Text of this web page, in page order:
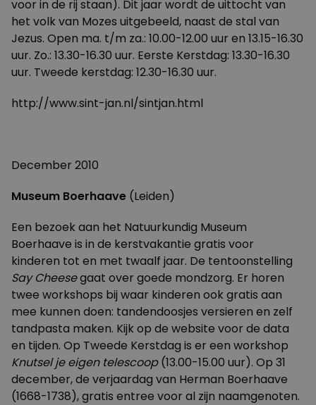
voor in de rij staan). Dit jaar wordt de uittocht van
het volk van Mozes uitgebeeld, naast de stal van
Jezus. Open ma. t/m za.: 10.00-12.00 uur en 13.15-16.30
uur. Zo.: 13.30-16.30 uur. Eerste Kerstdag: 13.30-16.30
uur. Tweede kerstdag: 12.30-16.30 uur.
http://www.sint-jan.nl/sintjan.html
December 2010
Museum Boerhaave (Leiden)
Een bezoek aan het Natuurkundig Museum
Boerhaave is in de kerstvakantie gratis voor
kinderen tot en met twaalf jaar. De tentoonstelling
Say Cheesegaat over goede mondzorg. Er horen
twee workshops bij waar kinderen ook gratis aan
mee kunnen doen: tandendoosjes versieren en zelf
tandpasta maken. Kijk op de website voor de data
en tijden. Op Tweede Kerstdag is er een workshop
Knutsel je eigen telescoop(13.00-15.00 uur). Op 31
december, de verjaardag van Herman Boerhaave
(1668-1738), gratis entree voor al zijn naamgenoten.